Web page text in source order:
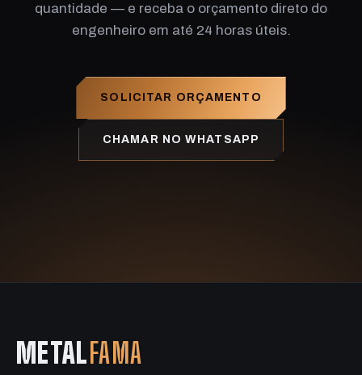
quantidade — e receba o orçamento direto do
engenheiro em até 24 horas úteis.
SOLICITAR ORÇAMENTO
CHAMAR NO WHATSAPP
METAL FAMA